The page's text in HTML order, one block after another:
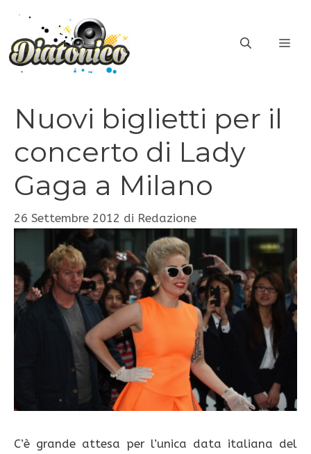
contenuto
Nuovi biglietti per il
concerto di Lady
Gaga a Milano
26 Settembre 2012 di Redazione
C’è grande attesa per l’unica data italiana del